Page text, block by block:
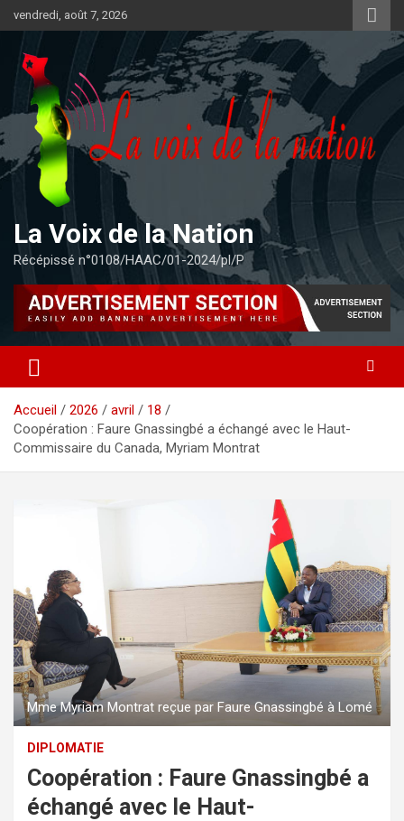
au
contenu
vendredi, août 7, 2026
La Voix de la Nation
Récépissé n°0108/HAAC/01-2024/pl/P
Accueil 2026 avril
18
Coopération : Faure Gnassingbé a échangé avec le Haut-
Commissaire du Canada, Myriam Montrat
Mme Myriam Montrat reçue par Faure Gnassingbé à Lomé
DIPLOMATIE
Coopération : Faure Gnassingbé a
échangé avec le Haut-